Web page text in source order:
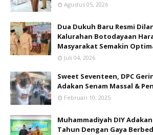
Agustus 05, 2026
Dua Dukuh Baru Resmi
Kalurahan Botodayaan
Masyarakat Semakin
Juli 04, 2026
Sweet Seventeen, DPC
Adakan Senam Massal &
Februari 10, 2025
Muhammadiyah DIY
Tahun Dengan Gaya